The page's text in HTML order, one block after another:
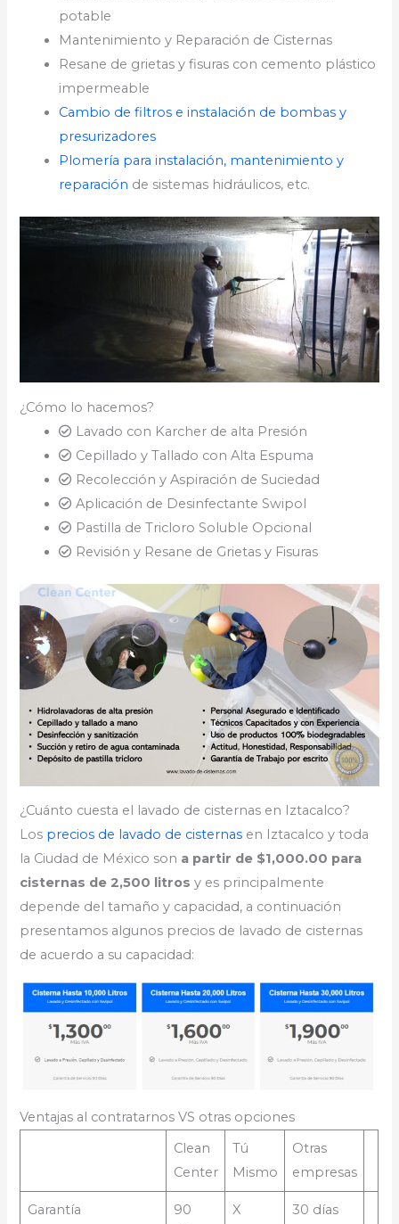
potable
Mantenimiento y Reparación de Cisternas
Resane de grietas y fisuras con cemento plástico
impermeable
Cambio de filtros e instalación de bombas y
presurizadores
Plomería para instalación, mantenimiento y
reparación de sistemas hidráulicos, etc.
¿Cómo lo hacemos?
Lavado con Karcher de alta Presión
Cepillado y Tallado con Alta Espuma
Recolección y Aspiración de Suciedad
Aplicación de Desinfectante Swipol
Pastilla de Tricloro Soluble Opcional
Revisión y Resane de Grietas y Fisuras
¿Cuánto cuesta el lavado de cisternas en Iztacalco?
Los precios de lavado de cisternas en Iztacalco y toda
la Ciudad de México son a partir de $1,000.00 para
cisternas de 2,500 litros y es principalmente
depende del tamaño y capacidad, a continuación
presentamos algunos precios de lavado de cisternas
de acuerdo a su capacidad:
Ventajas al contratarnos VS otras opciones
Clean
Center
Tú
Mismo
Otras
empresas
Garantía
90
X 30 días